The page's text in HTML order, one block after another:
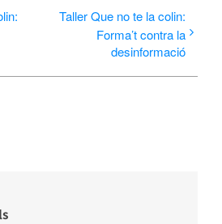
Taller Que no te la colin:
Forma’t contra la
desinformació